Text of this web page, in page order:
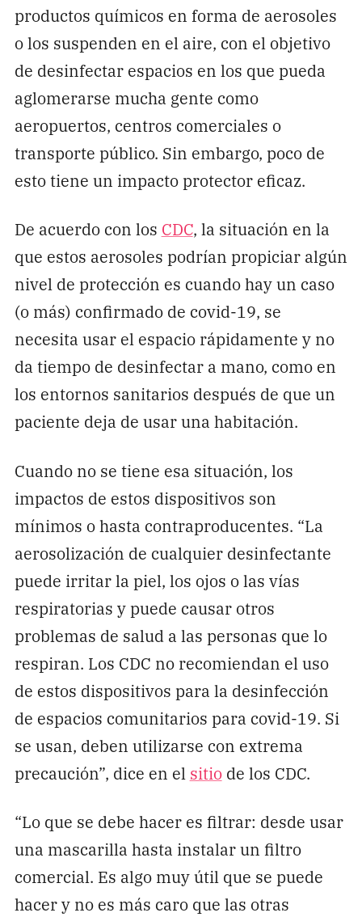
productos químicos en forma de aerosoles
o los suspenden en el aire, con el objetivo
de desinfectar espacios en los que pueda
aglomerarse mucha gente como
aeropuertos, centros comerciales o
transporte público. Sin embargo, poco de
esto tiene un impacto protector eficaz.
De acuerdo con los CDC, la situación en la
que estos aerosoles podrían propiciar algún
nivel de protección es cuando hay un caso
(o más) confirmado de covid-19, se
necesita usar el espacio rápidamente y no
da tiempo de desinfectar a mano, como en
los entornos sanitarios después de que un
paciente deja de usar una habitación.
Cuando no se tiene esa situación, los
impactos de estos dispositivos son
mínimos o hasta contraproducentes. “La
aerosolización de cualquier desinfectante
puede irritar la piel, los ojos o las vías
respiratorias y puede causar otros
problemas de salud a las personas que lo
respiran. Los CDC no recomiendan el uso
de estos dispositivos para la desinfección
de espacios comunitarios para covid-19. Si
se usan, deben utilizarse con extrema
precaución”, dice en el sitiode los CDC.
“Lo que se debe hacer es filtrar: desde usar
una mascarilla hasta instalar un filtro
comercial. Es algo muy útil que se puede
hacer y no es más caro que las otras